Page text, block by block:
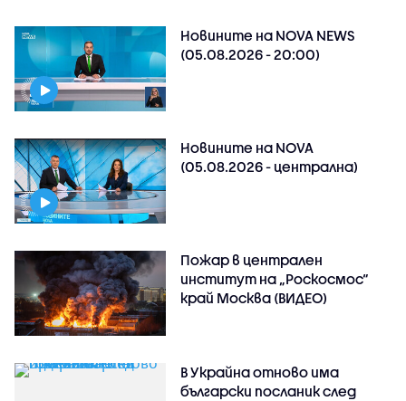
Новините на NOVA NEWS
(05.08.2026 - 20:00)
Новините на NOVA
(05.08.2026 - централна)
Пожар в централен
институт на „Роскосмос“
край Москва (ВИДЕО)
В Украйна отново има
български посланик след